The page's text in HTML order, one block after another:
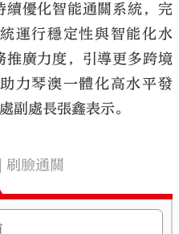
續優化智能通關系統，完
運行穩定性與智能化水
推廣力度，引導更多跨境
力琴澳一體化高水平發
副處長張鑫表示。
刷臉通關